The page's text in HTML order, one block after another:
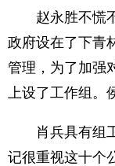
赵永胜不慌不
政府设在了下青
管理，为了加强
上设了工作组。
肖兵具有组工
记很重视这十个